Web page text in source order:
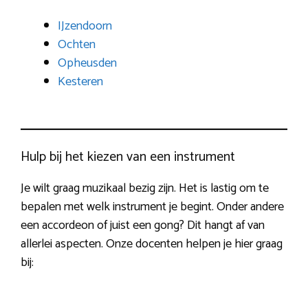
IJzendoorn
Ochten
Opheusden
Kesteren
Hulp bij het kiezen van een instrument
Je wilt graag muzikaal bezig zijn. Het is lastig om te
bepalen met welk instrument je begint. Onder andere
een accordeon of juist een gong? Dit hangt af van
allerlei aspecten. Onze docenten helpen je hier graag
bij: